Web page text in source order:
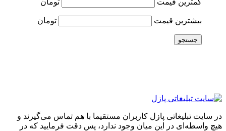
کمترین قیمت
تومان
بیشترین قیمت تومان
جستجو
در سایت تبلیغاتی پازل کاربران مستقیما با هم تماس می‌گیرند و
هیچ واسطه‌ای در این میان وجود ندارد، پس دقت فرمایید که در